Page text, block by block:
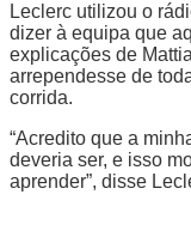
Leclerc utilizou o
dizer à equipa que
explicações de
arrependesse de
corrida.
“Acredito que a
deveria ser, e isso
aprender”, disse